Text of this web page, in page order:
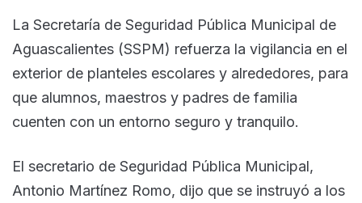
La Secretaría de Seguridad Pública Municipal de
Aguascalientes (SSPM) refuerza la vigilancia en el
exterior de planteles escolares y alrededores, para
que alumnos, maestros y padres de familia
cuenten con un entorno seguro y tranquilo.
El secretario de Seguridad Pública Municipal,
Antonio Martínez Romo, dijo que se instruyó a los